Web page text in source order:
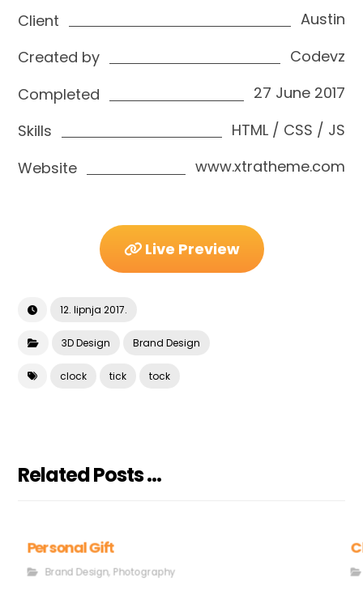
Client
Austin
Created by
Codevz
Completed
27 June 2017
Skills
HTML / CSS / JS
Website
www.xtratheme.com
Live Preview
12. lipnja 2017.
3D Design Brand Design
clock tick tock
Related Posts ...
Personal Gift
Brand Design, Photography